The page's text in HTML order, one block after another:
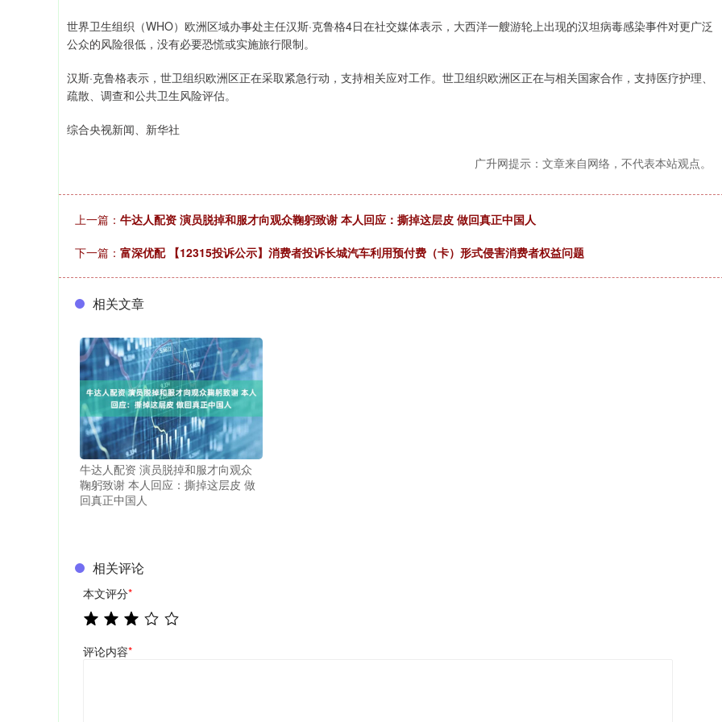
世界卫生组织（WHO）欧洲区域办事处主任汉斯·克鲁格4日在社交媒体表示，大西洋一艘游轮上出现的汉坦病毒感染事件对更广泛
公众的风险很低，没有必要恐慌或实施旅行限制。
汉斯·克鲁格表示，世卫组织欧洲区正在采取紧急行动，支持相关应对工作。世卫组织欧洲区正在与相关国家合作，支持医疗护理、
疏散、调查和公共卫生风险评估。
综合央视新闻、新华社
广升网提示：文章来自网络，不代表本站观点。
上一篇： 牛达人配资 演员脱掉和服才向观众鞠躬致谢 本人回应：撕掉这层皮 做回真正中国人
下一篇： 富深优配 【12315投诉公示】消费者投诉长城汽车利用预付费（卡）形式侵害消费者权益问题
相关文章
牛达人配资 演员脱掉和服才向观众
鞠躬致谢 本人回应：撕掉这层皮 做
回真正中国人
相关评论
本文评分*
评论内容*